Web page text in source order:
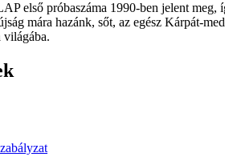
első próbaszáma 1990-ben jelent meg,
mára hazánk, sőt, az egész Kárpát-
világába.